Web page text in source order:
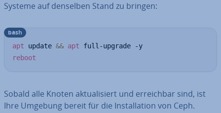
Systeme auf denselben Stand zu bringen:
apt update && apt
reboot
bash
Sobald alle Knoten ak­tua­li­siert und er­reich­bar sind, ist
Ihre Umgebung bereit für die In­stal­la­ti­on von Ceph.